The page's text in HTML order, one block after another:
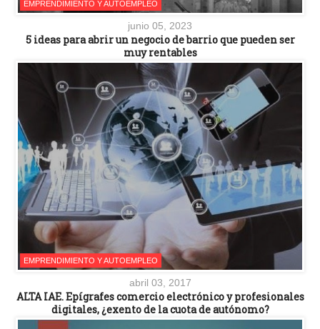
EMPRENDIMIENTO Y AUTOEMPLEO
junio 05, 2023
5 ideas para abrir un negocio de barrio que pueden ser
muy rentables
EMPRENDIMIENTO Y AUTOEMPLEO
abril 03, 2017
ALTA IAE. Epígrafes comercio electrónico y profesionales
digitales, ¿exento de la cuota de autónomo?